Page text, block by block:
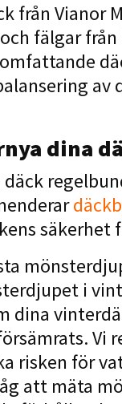
från
fälgar
av
dina
säkerhet
i
dina
risken för
att mäta